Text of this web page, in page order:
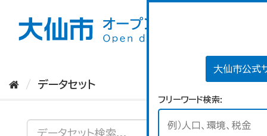
大仙市公式
フリーワード検索
データセット